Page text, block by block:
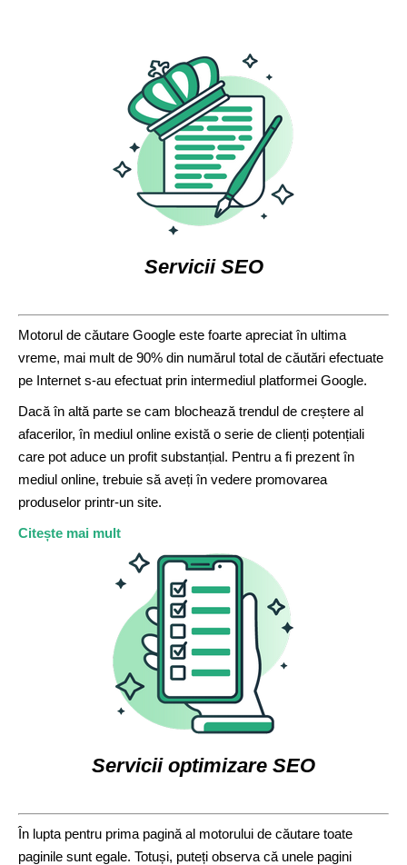
Servicii SEO
Motorul de căutare Google este foarte apreciat în ultima
vreme, mai mult de 90% din numărul total de căutări efectuate
pe Internet s-au efectuat prin intermediul platformei Google.
Dacă în altă parte se cam blochează trendul de creștere al
afacerilor, în mediul online există o serie de clienți potențiali
care pot aduce un profit substanțial. Pentru a fi prezent în
mediul online, trebuie să aveți în vedere promovarea
produselor printr-un site.
Citește mai mult
Servicii optimizare SEO
În lupta pentru prima pagină al motorului de căutare toate
paginile sunt egale. Totuși, puteți observa că unele pagini